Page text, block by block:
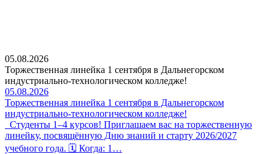
05.08.2026
Торжественная линейка 1 сентября в Дальнегорском
индустриально-технологическом колледже!
05.08.2026
Торжественная линейка 1 сентября в Дальнегорском
индустриально-технологическом колледже!
Студенты 1–4 курсов! Приглашаем вас на торжественную
линейку, посвящённую Дню знаний и старту 2026/2027
учебного года. 🗓 Когда: 1…